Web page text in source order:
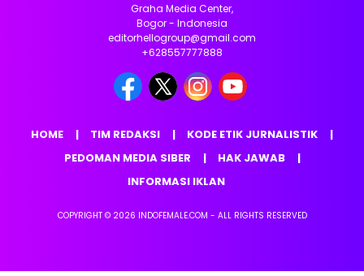
Graha Media Center,
Bogor - Indonesia
editorhellogroup@gmail.com
+628557777888
HOME TIM REDAKSI
KODE ETIK JURNALISTIK
PEDOMAN MEDIA SIBER
HAK JAWAB
INFORMASI IKLAN
COPYRIGHT © 2026 INDOFEMALE.COM - ALL RIGHTS RESERVED